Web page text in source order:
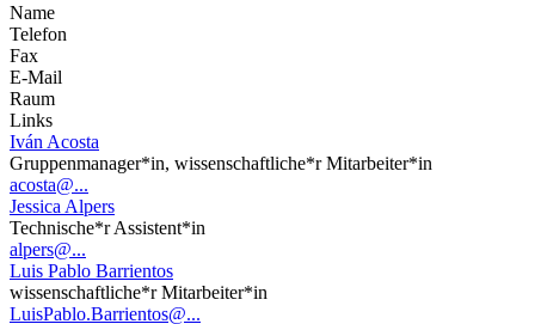
Name
Telefon
Fax
E-Mail
Raum
Links
Iván Acosta
Gruppenmanager*in, wissenschaftliche*r Mitarbeiter*in
acosta@...
Jessica Alpers
Technische*r Assistent*in
alpers@...
Luis Pablo Barrientos
wissenschaftliche*r Mitarbeiter*in
LuisPablo.Barrientos@...